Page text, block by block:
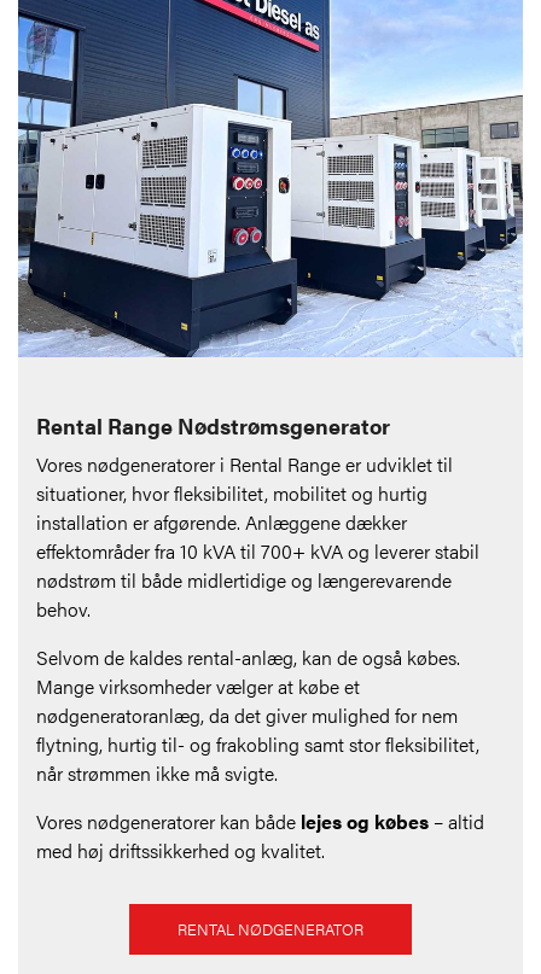
Rental Range Nødstrømsgenerator
Vores nødgeneratorer i Rental Range er udviklet til
situationer, hvor fleksibilitet, mobilitet og hurtig
installation er afgørende. Anlæggene dækker
effektområder fra 10 kVA til 700+ kVA og leverer stabil
nødstrøm til både midlertidige og længerevarende
behov.
Selvom de kaldes rental-anlæg, kan de også købes.
Mange virksomheder vælger at købe et
nødgeneratoranlæg, da det giver mulighed for nem
flytning, hurtig til- og frakobling samt stor fleksibilitet,
når strømmen ikke må svigte.
Vores nødgeneratorer kan både lejes og købes – altid
med høj driftssikkerhed og kvalitet.
RENTAL NØDGENERATOR